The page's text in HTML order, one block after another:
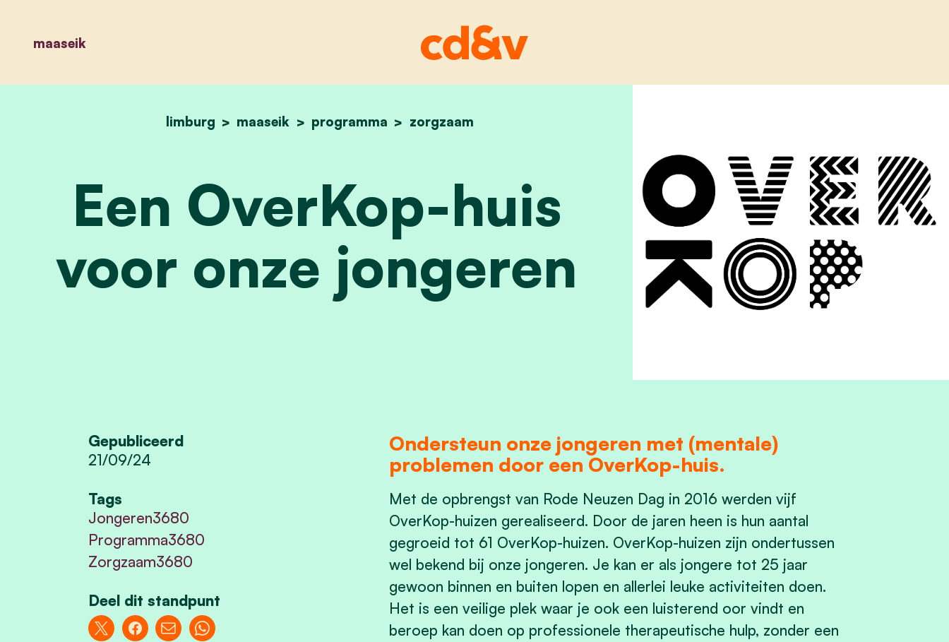
maaseik
home
limburg maaseik programma zorgzaam
overkop huis
Een OverKop-huis
voor onze jongeren
Gepubliceerd
21/09/24
Tags
Jongeren3680
Programma3680
Zorgzaam3680
Deel dit standpunt
Ondersteun onze jongeren met (mentale)
problemen door een OverKop-huis.
Met de opbrengst van Rode Neuzen Dag in 2016 werden vijf
OverKop-huizen gerealiseerd. Door de jaren heen is hun aantal
gegroeid tot 61 OverKop-huizen. OverKop-huizen zijn ondertussen
wel bekend bij onze jongeren. Je kan er als jongere tot 25 jaar
gewoon binnen en buiten lopen en allerlei leuke activiteiten doen.
Het is een veilige plek waar je ook een luisterend oor vindt en
beroep kan doen op professionele therapeutische hulp, zonder een